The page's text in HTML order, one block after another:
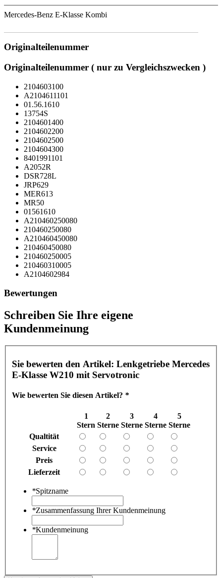
Mercedes-Benz E-Klasse Kombi
Originalteilenummer
Originalteilenummer ( nur zu Vergleichszwecken )
2104603100
A2104611101
01.56.1610
13754S
2104601400
2104602200
2104602500
2104604300
8401991101
A2052R
DSR728L
JRP629
MER613
MR50
01561610
A210460250080
210460250080
A210460450080
210460450080
210460250005
210460310005
A2104602984
Bewertungen
Schreiben Sie Ihre eigene
Kundenmeinung
Sie bewerten den Artikel: Lenkgetriebe Mercedes
E-Klasse W210 mit Servotronic
Wie bewerten Sie diesen Artikel? *
1
Stern
2
Sterne
3
Sterne
4
Sterne
5
Sterne
Qualtität
Service
Preis
Lieferzeit
*Spitzname
*Zusammenfassung Ihrer Kundenmeinung
*Kundenmeinung